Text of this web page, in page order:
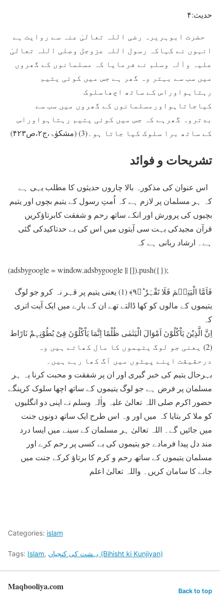
حدیث:۴
حضرت ابوہریرہ رضی اللہ تعالیٰ عنہ سے روایت ہے
انہوں نے کہاکہ رسول اللہ عزوجل وصلی اللہ تعالیٰ
علیہ واٰلہ وسلم نے فرمایا کہ مسلمانوں کے گھروں
میں سب سے بہتر وہ گھر ہے جس میں کوئی یتیم
رہتاہواوراس کے ساتھ اچھاسلوک
کیاجاتاہواورمسلمانوں کے گھروں میں سب سے
بدتروہ گھرہے کہ جس میں کوئی یتیم رہتاہواوراس
کے ساتھ برا سلوک کیا جاتا ہو۔(3) (مشکوٰۃ،ج۲،ص۴۲۳)
تشریحات و فوائد
اس عنوان کی مذکورہ بالا چاروں حدیثوں کا مطلب یہی ہے
کہ ہر مسلمان پر لازم ہے کہ اُمتِ رسول کے یتیم بچوں اور یتیم
بچیوں کی پرورش اور انکے ساتھ رحم و شفقت کابرتاؤکریں
قرآن مجیدکی بہت سی آیتوں میں اس کی بے حدتاکیدکی گئی
ہے۔ ارشاد ربانی ہے کہ
(adsbygoogle = window.adsbygoogle || []).push({});
فَاَمَّا الْیَتِیۡمَ فَلَا تَقْہَرْ ؕ﴿۹﴾ (1) یعنی یتیم پر قہر نہ کرو جو لوگ
یتیموں کے مالوں کو کھا ڈالتے تھے ان کے بارے میں ایک آیت اتری
کہ
اِنَّ الَّذِیْنَ یَاْکُلُوْنَ اَمْوَالَ الْیَتٰمٰی ظُلْمًا اِنَّمَا یَاْکُلُوْنَ فِیْ بُطُوْنِہِمْ نَارًاط
(2) یعنی جو لوگ یتیموں کا مال کھاتے ہیں وہ
درحقیقت اپنے پیٹوں میں آگ کھا رہے ہیں۔
بہرحال یتیم کی خبر گیری اور ان پر شفقت و محبت کرنا یہ ہر
مسلمان پر فرض ہے جو لوگ یتیموں کے ساتھ اچھا سلوک کرینگے
حضور اکرم صلی اللہ تعالیٰ علیہ واٰلہ وسلم نے اپنی دو انگلیوں
کو ملا کر بتایا کہ میں اور وہ اس طرح ایک ساتھ دونوں جنت
میں جائیں گے۔ اللہ تعالیٰ ہر مسلمان کے سینے میں ایسا درد
مند دل پیدا فرمادے جو یتیموں کی بے کسی پر رحم کرے اور
مسلمان یتیموں کے ساتھ رحم و کرم کا برتاؤ کرکے جنت میں
جانے کا سامان کریں۔ واللہ تعالیٰ اعلم
Categories: islam
Tags: Islam, بہشت کی کنجیاں (Bihisht ki Kunjiyan)
Maqbooliya.com Back to top